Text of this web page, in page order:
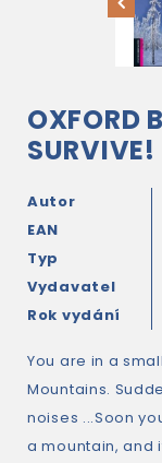
OXFORD
SURVIVE!
Autor
EAN
Typ
Vydavatel
Rok vydání
You are in a
Mountains.
noises ...Soon
a mountain, and